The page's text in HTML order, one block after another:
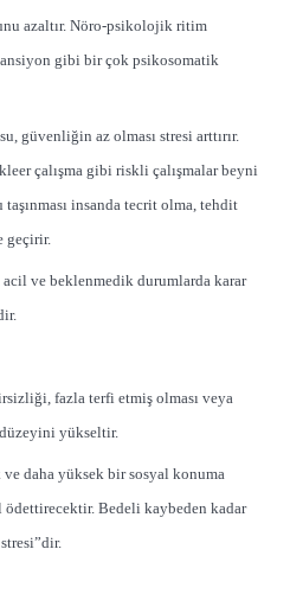
azaltır. Nöro-psikolojik ritim
tansiyon gibi bir çok psikosomatik
güvenliğin az olması stresi arttırır.
çalışma gibi riskli çalışmalar beyni
insanda tecrit olma, tehdit
geçirir.
acil ve beklenmedik durumlarda karar
fazla terfi etmiş olması veya
yükseltir.
ve daha yüksek bir sosyal konuma
Bedeli kaybeden kadar